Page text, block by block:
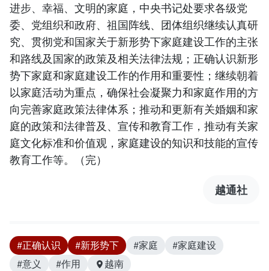
进步、幸福、文明的家庭，中央书记处要求各级党
委、党组织和政府、祖国阵线、团体组织继续认真研
究、贯彻党和国家关于新形势下家庭建设工作的主张
和路线及国家的政策及相关法律法规；正确认识新形
势下家庭和家庭建设工作的作用和重要性；继续朝着
以家庭活动为重点，确保社会凝聚力和家庭作用的方
向完善家庭政策法律体系；推动和更新有关婚姻和家
庭的政策和法律普及、宣传和教育工作，推动有关家
庭文化标准和价值观，家庭建设的知识和技能的宣传
教育工作等。（完）
越通社
#正确认识 #新形势下 #家庭
#家庭建设
#意义
#作用 越南